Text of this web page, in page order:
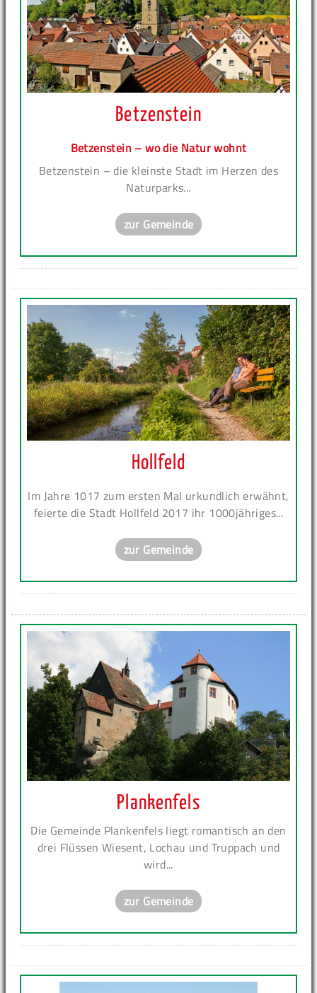
Betzenstein
Betzenstein – wo die Natur wohnt
Betzenstein – die kleinste Stadt im Herzen des
Naturparks...
zur Gemeinde
Hollfeld
Im Jahre 1017 zum ersten Mal urkundlich erwähnt,
feierte die Stadt Hollfeld 2017 ihr 1000jähriges...
zur Gemeinde
Plankenfels
Die Gemeinde Plankenfels liegt romantisch an den
drei Flüssen Wiesent, Lochau und Truppach und
wird...
zur Gemeinde